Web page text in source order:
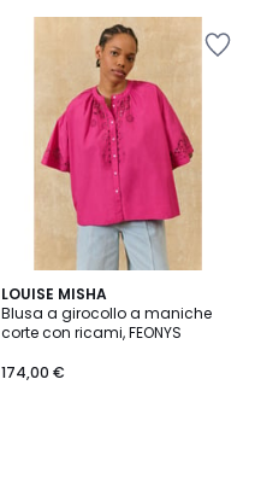
LOUISE MISHA
Blusa a girocollo a maniche
corte con ricami, FEONYS
174,00 €